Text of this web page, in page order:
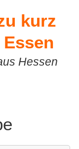
kurz
Hessen